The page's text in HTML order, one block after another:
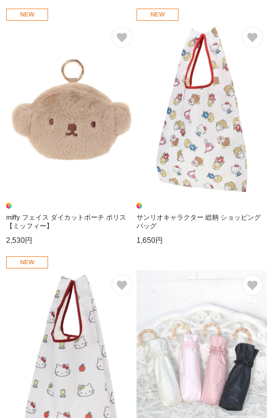
NEW
miffy フェイス ダイカットポーチ ボリス
【ミッフィー】
2,530円
NEW
サンリオキャラクター 総柄 ショッピング
バッグ
1,650円
NEW
お気に入り